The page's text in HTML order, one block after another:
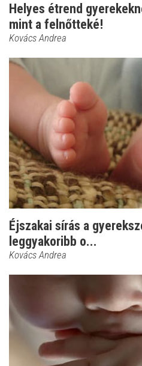
Helyes étrend
mint a felnőtteké!
Kovács Andrea
Éjszakai sírás a
leggyakoribb o...
Kovács Andrea